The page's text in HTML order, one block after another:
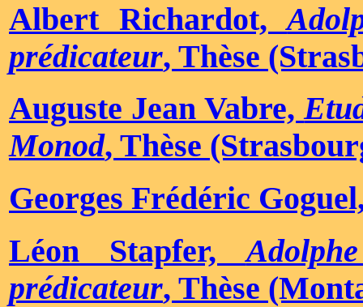
Albert Richardot,
prédicateur, Thèse
Auguste Jean Vabre,
Monod, Thèse
Georges Frédéric
Léon Stapfer,
prédicateur, Thèse